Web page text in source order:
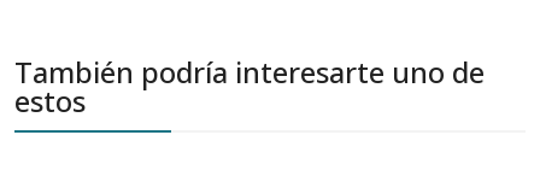
También podría interesarte uno de
estos